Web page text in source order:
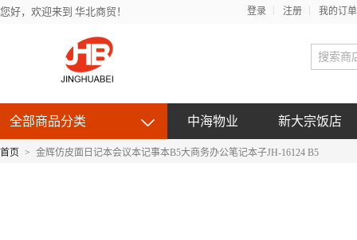
您好，欢迎来到 华北商贸！ 登录 注册 我的订单
全部商品分类 中海物业 新大宗饭店
首页 > 金辉仿皮面日记本会议本记事本B5大商务办公笔记本子JH-16124 B5